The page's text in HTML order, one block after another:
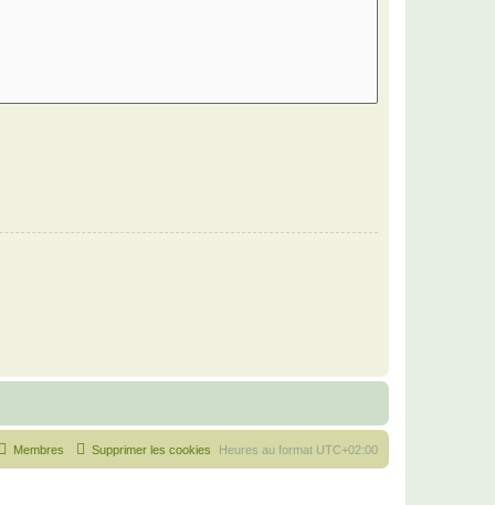
Heures au format UTC+02:00
Supprimer les cookies
Membres